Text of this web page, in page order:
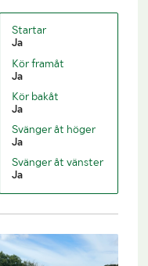
Startar
Ja
Kör framåt
Ja
Kör bakåt
Ja
Svänger åt höger
Ja
Svänger åt vänster
Ja